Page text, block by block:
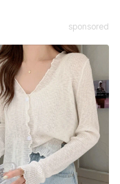
sponsored